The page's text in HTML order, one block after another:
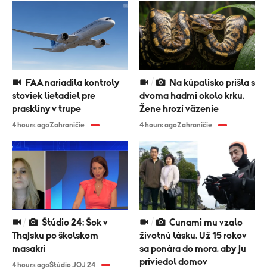
stoviek lietadiel pre
praskliny v trupe
4 hours agoZahraničie
dvoma hadmi okolo krku.
Žene hrozí väzenie
4 hours agoZahraničie
Thajsku po školskom
masakri
4 hours agoŠtúdio JOJ 24
životnú lásku. Už 15 rokov
sa ponára do mora, aby ju
priviedol domov